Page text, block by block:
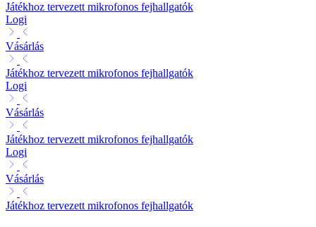
Játékhoz tervezett mikrofonos fejhallgatók
Logi
Vásárlás
Játékhoz tervezett mikrofonos fejhallgatók
Logi
Vásárlás
Játékhoz tervezett mikrofonos fejhallgatók
Logi
Vásárlás
Játékhoz tervezett mikrofonos fejhallgatók